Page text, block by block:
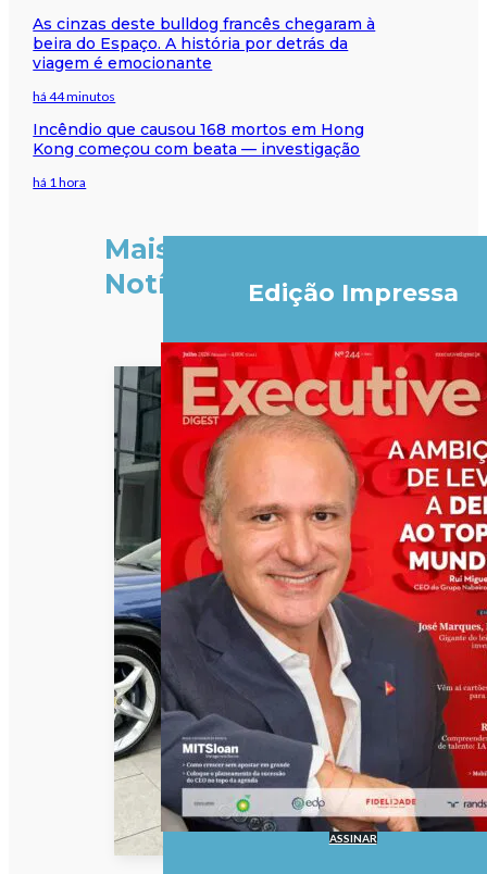
As cinzas deste bulldog francês chegaram à
beira do Espaço. A história por detrás da
viagem é emocionante
há 44 minutos
Incêndio que causou 168 mortos em Hong
Kong começou com beata — investigação
há 1 hora
Mais
Notícias
Edição Impressa
ASSINAR